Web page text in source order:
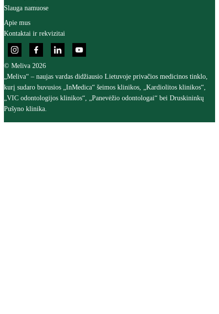
Slauga namuose
Apie mus
Kontaktai ir rekvizitai
© Meliva 2026
„Meliva“ – naujas vardas didžiausio Lietuvoje privačios medicinos tinklo,
kurį sudaro buvusios „InMedica“ šeimos klinikos, „Kardiolitos klinikos“,
„VIC odontologijos klinikos“, „Panevėžio odontologai“ bei Druskininkų
Pušyno klinika.